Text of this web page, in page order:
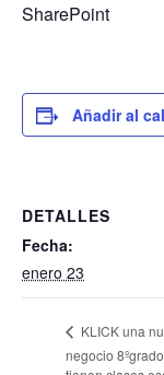
SharePoint
Añadir al
DETALLES
Fecha:
enero 23
KLICK una
negocio